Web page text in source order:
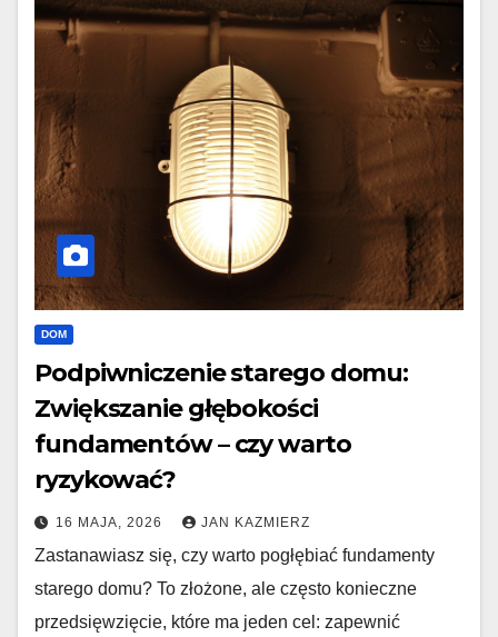
DOM
Podpiwniczenie starego domu:
Zwiększanie głębokości
fundamentów – czy warto
ryzykować?
16 MAJA, 2026 JAN KAZMIERZ
Zastanawiasz się, czy warto pogłębiać fundamenty
starego domu? To złożone, ale często konieczne
przedsięwzięcie, które ma jeden cel: zapewnić